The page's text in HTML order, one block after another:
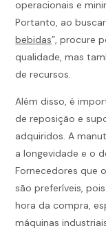
operacionais e
Portanto, ao
bebidas”, procure
qualidade, mas
de recursos.
Além disso, é
de reposição e
adquiridos. A
a longevidade e o
Fornecedores que
são preferíveis,
hora da compra,
máquinas